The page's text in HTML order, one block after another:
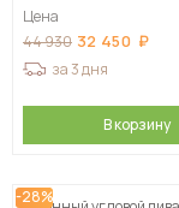
Цена
44 930 32 450
за 3 дня
В корзину
-28%